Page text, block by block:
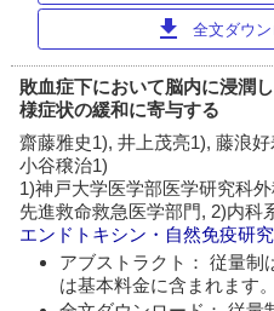
download 全文ダウ
敗血症下において脳内に浸潤
様症状の緩和に寄与する
齋藤雅史1), 井上茂亮1), 藤浪
小谷穣治1)
1)神戸大学医学部医学研究科
先進救命救急医学部門, 2)内科
エンドトキシン・自然免疫研究
アブストラクト： 従量制
は基本料金に含まれます。